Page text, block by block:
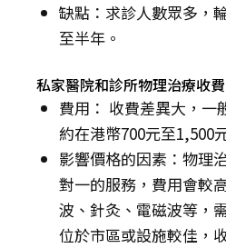
缺點：求診人數眾多，
至半年。
私家醫院和診所物理治療收費
費用： 收費差異大，一
約在港幣700元至1,500
影響價格的因素：物理
對一的服務，費用會較
波、針灸、電磁波等，
位於市區或設施較佳，